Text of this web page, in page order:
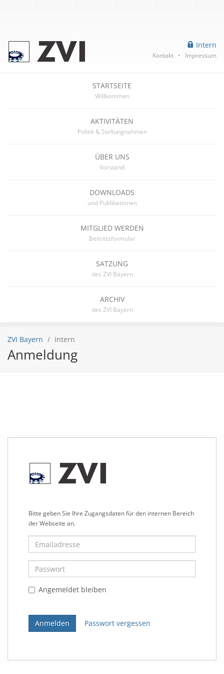
Intern
Kontakt • Impressum
STARTSEITE
Willkommen
AKTIVITÄTEN
Politik & Stellungnahmen
ÜBER UNS
Vorstand
DOWNLOADS
und Publikationen
MITGLIED WERDEN
Beitrittsformular
SATZUNG
des ZVI Bayern
ARCHIV
des ZVI Bayern
ZVI Bayern Intern
Anmeldung
Bitte geben Sie Ihre Zugangsdaten für den internen Bereich
der Webseite an.
Angemeldet bleiben
Passwort vergessen